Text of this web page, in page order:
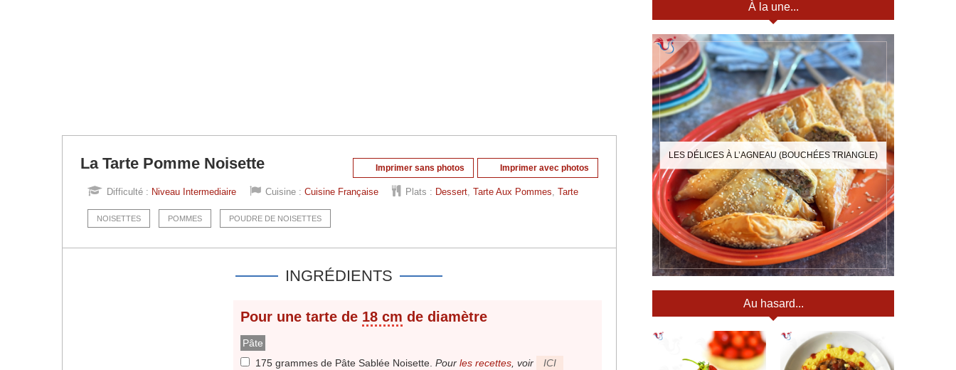
La Tarte Pomme Noisette Imprimer avec photos
Imprimer sans photos
Difficulté : Niveau Intermediaire Cuisine : Cuisine Française Plats : Dessert, Tarte Aux Pommes, Tarte
NOISETTES POMMES POUDRE DE NOISETTES
INGRÉDIENTS
Pour une tarte de 18 cm de diamètre
Pâte
175 grammes de Pâte Sablée Noisette Pour les recettes , voir
ICI
À la une...
LES DÉLICES À L’AGNEAU (BOUCHÉES TRIANGLE)
Au hasard...